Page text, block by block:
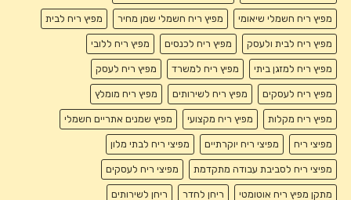
מפיץ ריח חשמלי שיאומי מפיץ ריח חשמלי שמן מחיר מפיץ ריח לבית
מפיץ ריח לבית ולעסק מפיץ ריח לכנסים מפיץ ריח ללובי
מפיץ ריח למזגן ביתי מפיץ ריח למשרד מפיץ ריח לעסק
מפיץ ריח לעסקים מפיץ ריח לשירותים מפיץ ריח מומלץ
מפיץ ריח מקלות מפיץ ריח מקצועי מפיץ שמנים אתריים חשמלי
מפיצי ריח מפיצי ריח יוקרתיים מפיצי ריח לבתי מלון
מפיצי ריח לסביבת עבודה מתקדמת מפיצי ריח לעסקים
מתקן מפיץ ריח אוטומטי ריחן לחדר ריחן לשירותים